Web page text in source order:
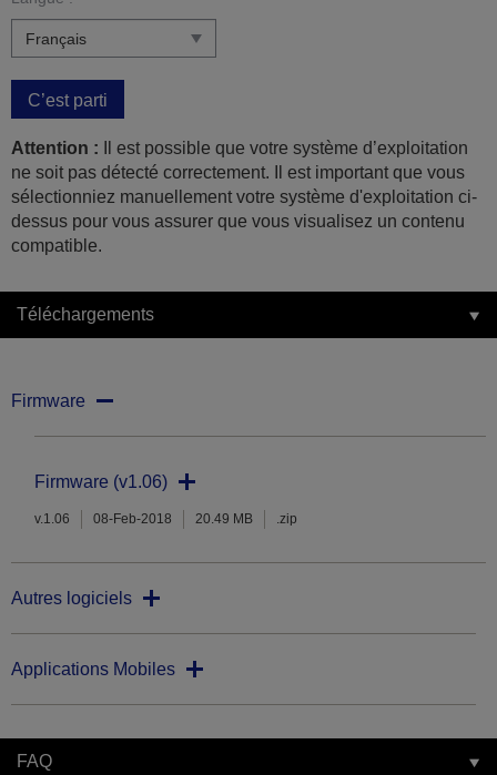
C’est parti
Attention : Il est possible que votre système d’exploitation
ne soit pas détecté correctement. Il est important que vous
sélectionniez manuellement votre système d'exploitation ci-
dessus pour vous assurer que vous visualisez un contenu
compatible.
Téléchargements
Firmware
Firmware (v1.06)
v.1.06 08-Feb-2018 20.49 MB .zip
Autres logiciels
Applications Mobiles
FAQ